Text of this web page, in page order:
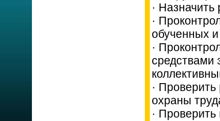
· Назначить
·
обученных
·
·
охраны
·